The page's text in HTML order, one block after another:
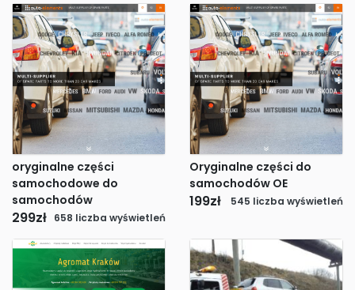
oryginalne części
samochodowe do
samochodów
299zł 658 liczba wyświetleń
Oryginalne części do
samochodów OE
199zł 545 liczba wyświetleń